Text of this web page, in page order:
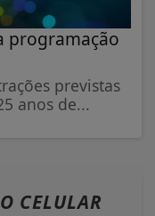
programação
previstas
anos de...
CELULAR